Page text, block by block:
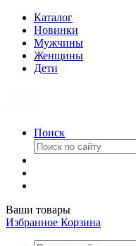
Каталог
Новинки
Мужчины
Женщины
Дети
Поиск
Ваши товары
Избранное Корзина